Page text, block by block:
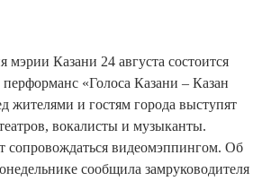
мэрии Казани 24 августа состоится
«Голоса Казани – Казан
жителями и гостям города выступят
вокалисты и музыканты.
сопровождаться видеомэппингом. Об
сообщила замруководителя